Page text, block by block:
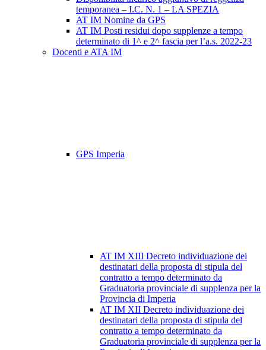
temporanea – I.C. N. 1 – LA SPEZIA
AT IM Nomine da GPS
AT IM Posti residui dopo supplenze a tempo
determinato di 1^ e 2^ fascia per l’a.s. 2022-23
Docenti e ATA IM
GPS Imperia
AT IM XIII Decreto individuazione dei
destinatari della proposta di stipula del
contratto a tempo determinato da
Graduatoria provinciale di supplenza per la
Provincia di Imperia
AT IM XII Decreto individuazione dei
destinatari della proposta di stipula del
contratto a tempo determinato da
Graduatoria provinciale di supplenza per la